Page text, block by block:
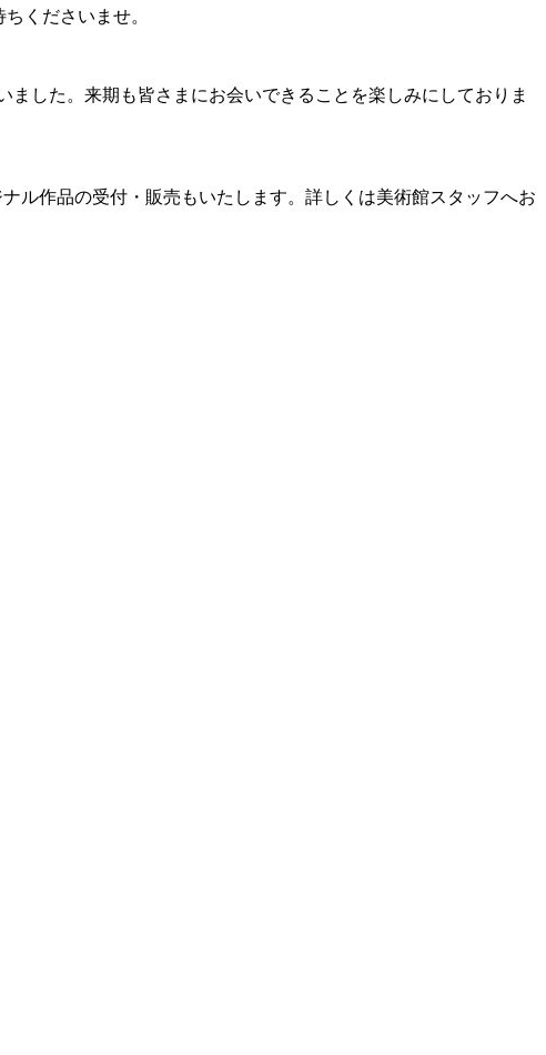
くださいませ。
した。来期も皆さまにお会いできることを楽しみにしておりま
ル作品の受付・販売もいたします。詳しくは美術館スタッフへお